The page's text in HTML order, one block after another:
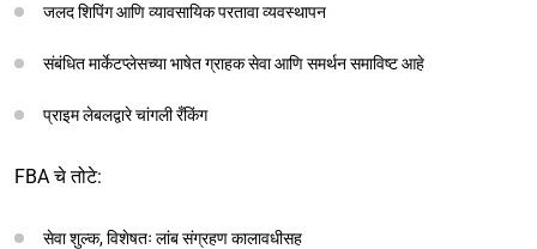
जलद शिपिंग आणि व्यावसायिक परतावा व्यवस्थापन
संबंधित मार्केटप्लेसच्या भाषेत ग्राहक सेवा आणि समर्थन समाविष्ट आहे
प्राइम लेबलद्वारे चांगली रँकिंग
FBA चे तोटे:
सेवा शुल्क, विशेषतः लांब संग्रहण कालावधीसह